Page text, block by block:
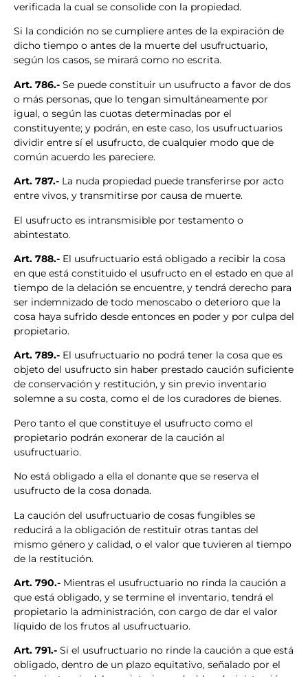
verificada la cual se consolide con la propiedad.
Si la condición no se cumpliere antes de la expiración de
dicho tiempo o antes de la muerte del usufructuario,
según los casos, se mirará como no escrita.
Art. 786.- Se puede constituir un usufructo a favor de dos
o más personas, que lo tengan simultáneamente por
igual, o según las cuotas determinadas por el
constituyente; y podrán, en este caso, los usufructuarios
dividir entre sí el usufructo, de cualquier modo que de
común acuerdo les pareciere.
Art. 787.- La nuda propiedad puede transferirse por acto
entre vivos, y transmitirse por causa de muerte.
El usufructo es intransmisible por testamento o
abintestato.
Art. 788.- El usufructuario está obligado a recibir la cosa
en que está constituido el usufructo en el estado en que al
tiempo de la delación se encuentre, y tendrá derecho para
ser indemnizado de todo menoscabo o deterioro que la
cosa haya sufrido desde entonces en poder y por culpa del
propietario.
Art. 789.- El usufructuario no podrá tener la cosa que es
objeto del usufructo sin haber prestado caución suficiente
de conservación y restitución, y sin previo inventario
solemne a su costa, como el de los curadores de bienes.
Pero tanto el que constituye el usufructo como el
propietario podrán exonerar de la caución al
usufructuario.
No está obligado a ella el donante que se reserva el
usufructo de la cosa donada.
La caución del usufructuario de cosas fungibles se
reducirá a la obligación de restituir otras tantas del
mismo género y calidad, o el valor que tuvieren al tiempo
de la restitución.
Art. 790.- Mientras el usufructuario no rinda la caución a
que está obligado, y se termine el inventario, tendrá el
propietario la administración, con cargo de dar el valor
líquido de los frutos al usufructuario.
Art. 791.- Si el usufructuario no rinde la caución a que está
obligado, dentro de un plazo equitativo, señalado por el